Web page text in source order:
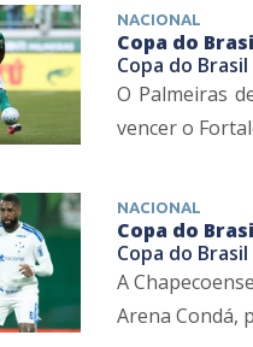
NACIONAL
Copa do
Copa do Brasil
O Palmeiras
vencer o
NACIONAL
Copa do
Copa do Brasil
A
Arena Condá,